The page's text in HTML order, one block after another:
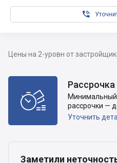

Цены на 2-уровн от

Рассрочка
Минимальный
рассрочки —
Уточнить
Заметили